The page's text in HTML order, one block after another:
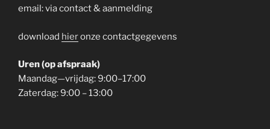
email: via contact & aanmelding
download hieronze contactgegevens
Uren (op afspraak)
Maandag—vrijdag: 9:00–17:00
Zaterdag: 9:00 – 13:00